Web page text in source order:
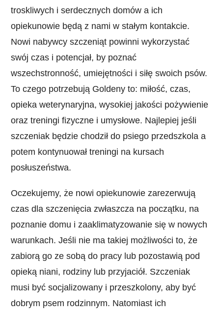
troskliwych i serdecznych domów a ich
opiekunowie będą z nami w stałym kontakcie.
Nowi nabywcy szczeniąt powinni wykorzystać
swój czas i potencjał, by poznać
wszechstronność, umiejętności i siłę swoich psów.
To czego potrzebują Goldeny to: miłość, czas,
opieka weterynaryjna, wysokiej jakości pożywienie
oraz treningi fizyczne i umysłowe. Najlepiej jeśli
szczeniak będzie chodził do psiego przedszkola a
potem kontynuował treningi na kursach
posłuszeństwa.
Oczekujemy, że nowi opiekunowie zarezerwują
czas dla szczenięcia zwłaszcza na początku, na
poznanie domu i zaaklimatyzowanie się w nowych
warunkach. Jeśli nie ma takiej możliwości to, że
zabiorą go ze sobą do pracy lub pozostawią pod
opieką niani, rodziny lub przyjaciół. Szczeniak
musi być socjalizowany i przeszkolony, aby być
dobrym psem rodzinnym. Natomiast ich